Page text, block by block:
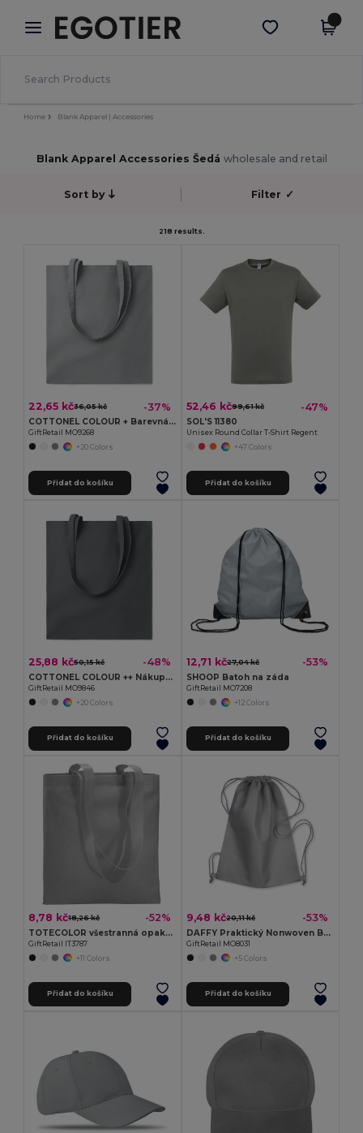
× Aplikace Egotier
Lepší ceny v aplikaci!
Stáhnout app
Home Blank Apparel | Accessories
Blank Apparel Accessories Šedá wholesale and retail
Sort by Filter ✓
218 results.
22,65 kč36,05 kč -37%
COTTONEL COLOUR + Barevná nákupní taška
GiftRetail MO9268
+20 Colors
Přidat do košíku
52,46 kč99,61 kč -47%
SOL'S 11380
Unisex Round Collar T-Shirt Regent
+47 Colors
Přidat do košíku
25,88 kč50,15 kč -48%
COTTONEL COLOUR ++ Nákupní taška z bavlny 180g
GiftRetail MO9846
+20 Colors
Přidat do košíku
12,71 kč27,04 kč -53%
SHOOP Batoh na záda
GiftRetail MO7208
+12 Colors
Přidat do košíku
8,78 kč18,26 kč -52%
TOTECOLOR všestranná opakovaně použitelná nákupní a plážová taška
GiftRetail IT3787
+11 Colors
Přidat do košíku
9,48 kč20,11 kč -53%
DAFFY Praktický Nonwoven Batoh s Šňůrkou 80g/m²
GiftRetail MO8031
+5 Colors
Přidat do košíku